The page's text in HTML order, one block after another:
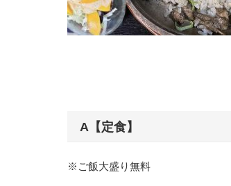
A【定食】
※ご飯大盛り無料